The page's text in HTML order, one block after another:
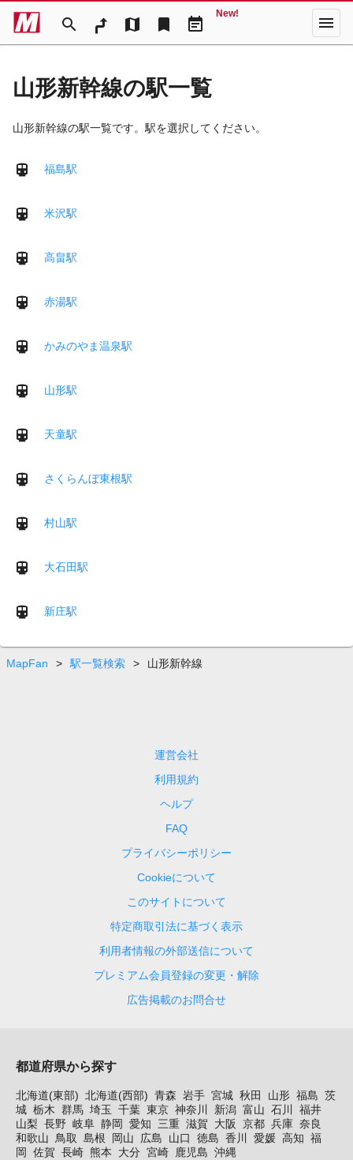
search map bookmark event_note
New! menu
山形新幹線の駅一覧
山形新幹線の駅一覧です。駅を選択してください。
福島駅
米沢駅
高畠駅
赤湯駅
かみのやま温泉駅
山形駅
天童駅
さくらんぼ東根駅
村山駅
大石田駅
新庄駅
MapFan > 駅一覧検索 > 山形新幹線
運営会社
利用規約
ヘルプ
FAQ
プライバシーポリシー
Cookieについて
このサイトについて
特定商取引法に基づく表示
利用者情報の外部送信について
プレミアム会員登録の変更・解除
広告掲載のお問合せ
都道府県から探す
北海道(東部) 北海道(西部) 青森 岩手 宮城 秋田 山形 福島 茨
城 栃木 群馬 埼玉 千葉 東京 神奈川 新潟 富山 石川
福井
山梨 長野 岐阜 静岡 愛知 三重 滋賀 大阪 京都 兵庫 奈良
和歌山 鳥取 島根 岡山 広島 山口 徳島 香川 愛媛 高知 福
岡
佐賀 長崎 熊本 大分 宮崎 鹿児島 沖縄